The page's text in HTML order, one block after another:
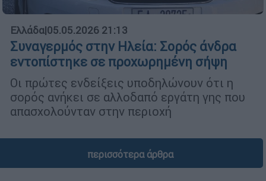
Ελλάδα|05.05.2026 21:13
Συναγερμός στην Ηλεία: Σορός άνδρα
εντοπίστηκε σε προχωρημένη σήψη
Οι πρώτες ενδείξεις υποδηλώνουν ότι η
σορός ανήκει σε αλλοδαπό εργάτη γης που
απασχολούνταν στην περιοχή
περισσότερα άρθρα